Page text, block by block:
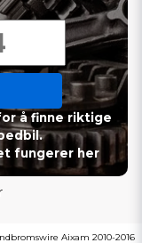
å finne riktige
fungerer her
Aixam 2010-2016